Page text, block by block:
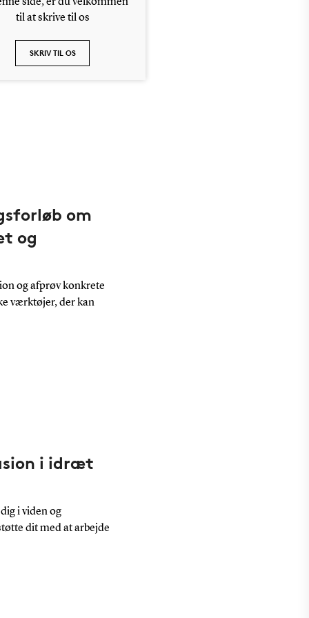
til at skrive til os
SKRIV TIL OS
om
og
og afprøv konkrete
værktøjer, der kan
i idræt
i viden og
dit med at arbejde